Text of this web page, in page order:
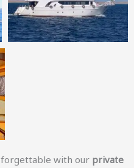
with our private